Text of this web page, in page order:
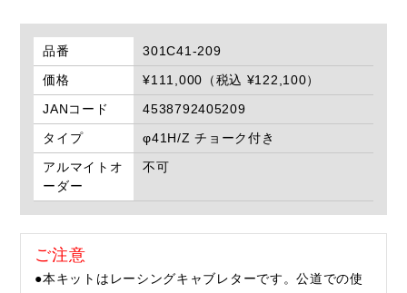
品番
301C41-209
価格
¥111,000（税込 ¥122,100）
JANコード
4538792405209
タイプ
φ41H/Z チョーク付き
アルマイトオ
ーダー
不可
ご注意
●本キットはレーシングキャブレターです。公道での使